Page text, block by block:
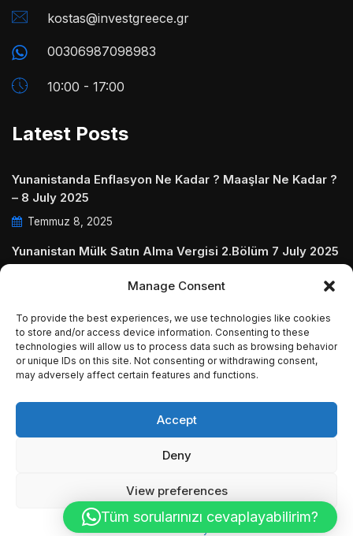
Manage Consent
To provide the best experiences, we use technologies like cookies
to store and/or access device information. Consenting to these
technologies will allow us to process data such as browsing behavior
or unique IDs on this site. Not consenting or withdrawing consent,
may adversely affect certain features and functions.
Accept
Deny
View preferences
kostas@investgreece.gr
00306987098983
10:00 - 17:00
Latest Posts
Yunanistanda Enflasyon Ne Kadar ? Maaşlar Ne Kadar ?
– 8 July 2025
Temmuz 8, 2025
Yunanistan Mülk Satın Alma Vergisi 2.Bölüm 7 July 2025
July 2025
Temmuz 5, 2025
© Copyright 2009 - 2025 InvestGreece. All Rights
Tüm sorularınızı cevaplayabilirim?